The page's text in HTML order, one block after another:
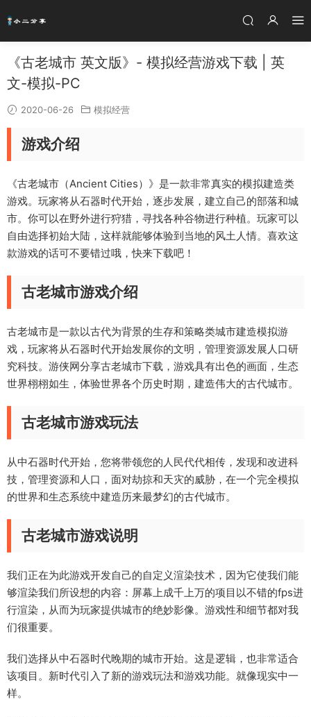
《古老城市 英文版》- 模拟经营游戏下载 | 英
文-模拟-PC
2020-06-26 模拟经营
游戏介绍
《古老城市（Ancient Cities）》是一款非常真实的模拟建造类
游戏。玩家将从石器时代开始，逐步发展，建立自己的部落和城
市。你可以在野外进行狩猎，寻找各种谷物进行种植。玩家可以
自由选择初始大陆，这样就能够体验到当地的风土人情。喜欢这
款游戏的话可不要错过哦，快来下载吧！
古老城市游戏介绍
古老城市是一款以古代为背景的生存和策略类城市建造模拟游
戏，玩家将从石器时代开始发展你的文明，管理资源发展人口研
究科技。游侠网分享古老城市下载，游戏具有出色的画面，生态
世界栩栩如生，体验世界各个历史时期，建造伟大的古代城市。
古老城市游戏玩法
从中石器时代开始，您将带领您的人民代代相传，发现和改进科
技，管理资源和人口，面对劫掠和天灾的威胁，在一个完全模拟
的世界和生态系统中建造历来最梦幻的古代城市。
古老城市游戏说明
我们正在为此游戏开发自己的自定义渲染技术，因为它使我们能
够渲染我们所设想的内容：屏幕上成千上万的项目以不错的fps进
行渲染，从而为玩家提供城市的绝妙影像。游戏性和细节都对我
们很重要。
我们选择从中石器时代晚期的城市开始。这是逻辑，也非常适合
该项目。新时代引入了新的游戏玩法和游戏功能。就像现实中一
样。